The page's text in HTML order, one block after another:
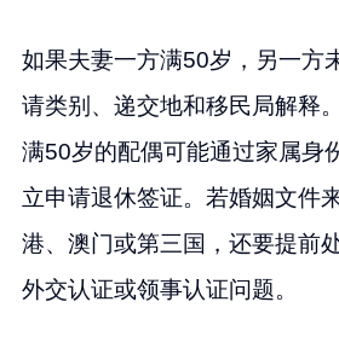
如果夫妻一方满50岁，另一方
请类别、递交地和移民局解释
满50岁的配偶可能通过家属身
立申请退休签证。若婚姻文件
港、澳门或第三国，还要提前
外交认证或领事认证问题。